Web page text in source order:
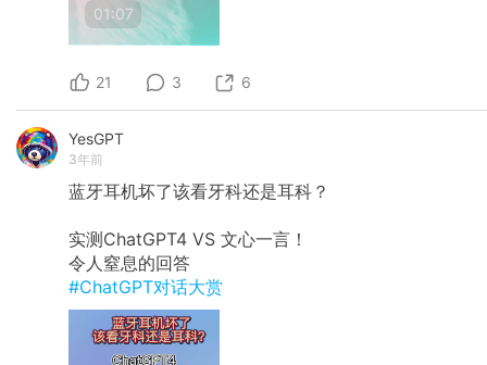
01:07
21 3 6
YesGPT
3年前
蓝牙耳机坏了该看牙科还是耳科？
实测ChatGPT4 VS 文心一言！
令人窒息的回答
#ChatGPT对话大赏